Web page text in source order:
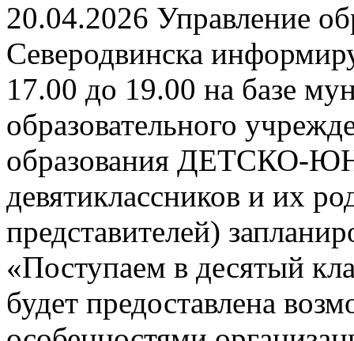
20.04.2026 Управление
Северодвинска
17.00 до 19.00 на базе
образовательного
образования
девятиклассников и их
представителей)
«Поступаем в десятый
будет предоставлена